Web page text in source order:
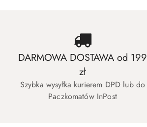
DARMOWA DOSTAWA od 199
zł
Szybka wysyłka kurierem DPD lub do
Paczkomatów InPost